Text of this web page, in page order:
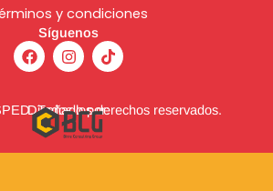
y condiciones
Síguenos
F
a
c
b
o
o
k
I
n
s
a
g
r
a
T
i
k
o
Todos los derechos reservados.
Diseñado por: